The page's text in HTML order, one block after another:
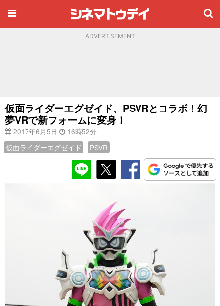
ADVERTISEMENT
仮面ライダーエグゼイド、PSVRとコラボ！幻
夢VRで新フォームに変身！
2017年6月5日
16時52分
仮面ライダーエグゼイド
PSVR